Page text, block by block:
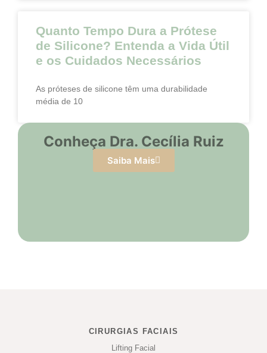
Quanto Tempo Dura a Prótese
de Silicone? Entenda a Vida Útil
e os Cuidados Necessários
As próteses de silicone têm uma durabilidade
média de 10
Conheça Dra. Cecília Ruiz
Saiba Mais
CIRURGIAS FACIAIS
Lifting Facial